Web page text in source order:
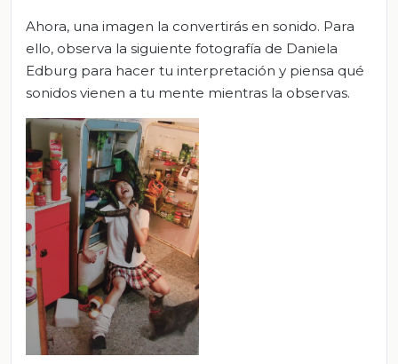
Ahora, una imagen la convertirás en sonido. Para
ello, observa la siguiente fotografía de Daniela
Edburg para hacer tu interpretación y piensa qué
sonidos vienen a tu mente mientras la observas.